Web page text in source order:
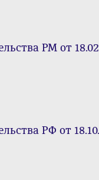
РМ от
РФ от